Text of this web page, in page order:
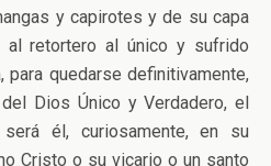
y capirotes y de su capa
al retortero al único y sufrido
para quedarse definitivamente,
Dios Único y Verdadero, el
él, curiosamente, en su
Cristo o su vicario o un santo